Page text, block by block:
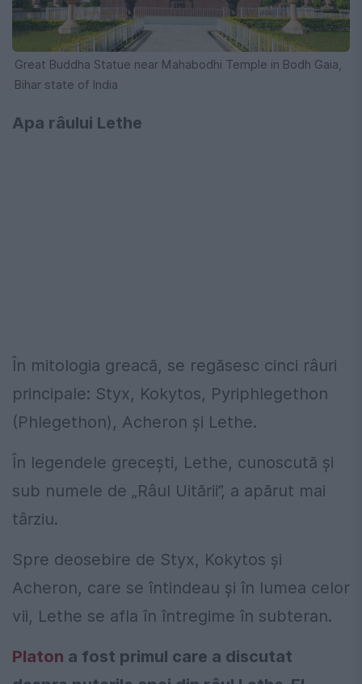
Great Buddha Statue near Mahabodhi Temple in Bodh Gaia,
Bihar state of India
Apa râului Lethe
În mitologia greacă, se regăsesc cinci râuri
principale: Styx, Kokytos, Pyriphlegethon
(Phlegethon), Acheron și Lethe.
În legendele grecești, Lethe, cunoscută și
sub numele de „Râul Uitării”, a apărut mai
târziu.
Spre deosebire de Styx, Kokytos și
Acheron, care se întindeau și în lumea celor
vii, Lethe se afla în întregime în subteran.
Platon a fost primul care a discutat